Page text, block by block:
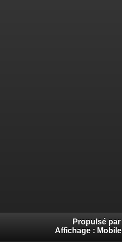
Propulsé par
Affichage : Mobile